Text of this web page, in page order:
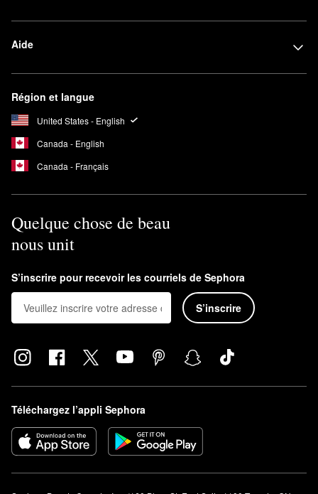
Aide
Région et langue
United States - English
Canada - English
Canada - Français
Quelque chose de beau
nous unit
S’inscrire pour recevoir les courriels de Sephora
S’inscrire
Téléchargez l’appli Sephora